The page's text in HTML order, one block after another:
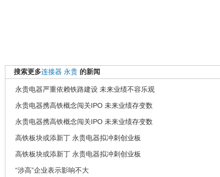
搜索更多连接器 永贵 的新闻
永贵电器严重依赖铁路建设 未来业绩不容乐观
永贵电器携高铁概念闯关IPO 未来业绩存变数
永贵电器携高铁概念闯关IPO 未来业绩存变数
高铁板块或添新丁 永贵电器拟冲刺创业板
高铁板块或添新丁 永贵电器拟冲刺创业板
“涉高”企业表示影响不大